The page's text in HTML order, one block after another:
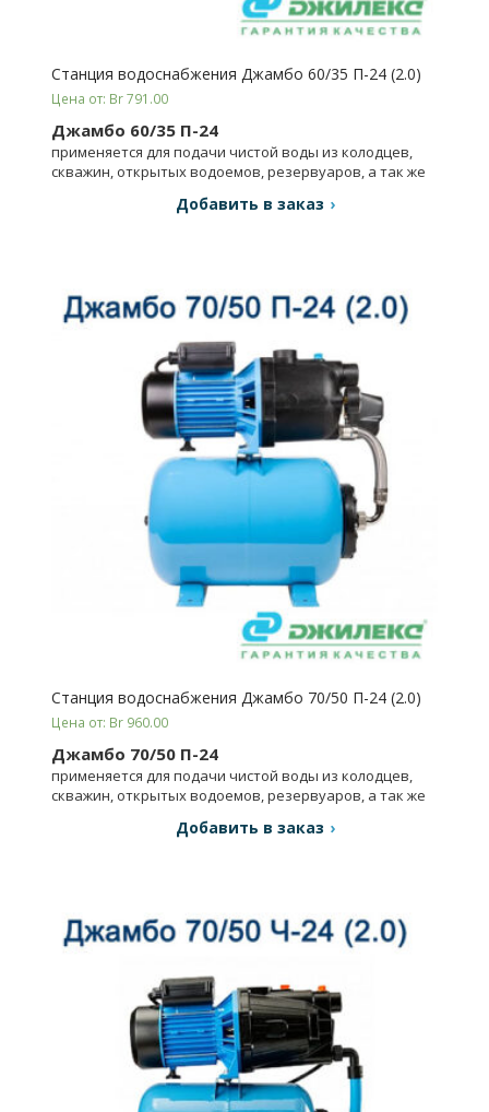
Станция водоснабжения Джамбо 60/35 П-24 (2.0)
Цена от: Br 791.00
Джамбо 60/35 П-24
применяется для подачи чистой воды из колодцев,
скважин, открытых водоемов, резервуаров, а так же
Добавить в заказ
Станция водоснабжения Джамбо 70/50 П-24 (2.0)
Цена от: Br 960.00
Джамбо 70/50 П-24
применяется для подачи чистой воды из колодцев,
скважин, открытых водоемов, резервуаров, а так же
Добавить в заказ